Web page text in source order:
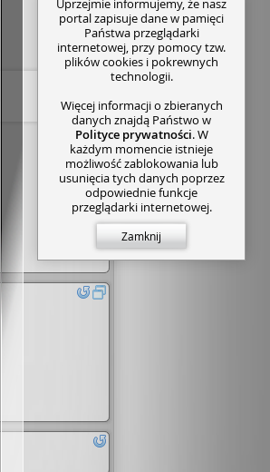
Uprzejmie informujemy, że nasz
portal zapisuje dane w pamięci
Państwa przeglądarki
internetowej, przy pomocy tzw.
plików cookies i pokrewnych
technologii.
Więcej informacji o zbieranych
danych znajdą Państwo w
Polityce prywatności. W
każdym momencie istnieje
możliwość zablokowania lub
usunięcia tych danych poprzez
odpowiednie funkcje
przeglądarki internetowej.
Zamknij